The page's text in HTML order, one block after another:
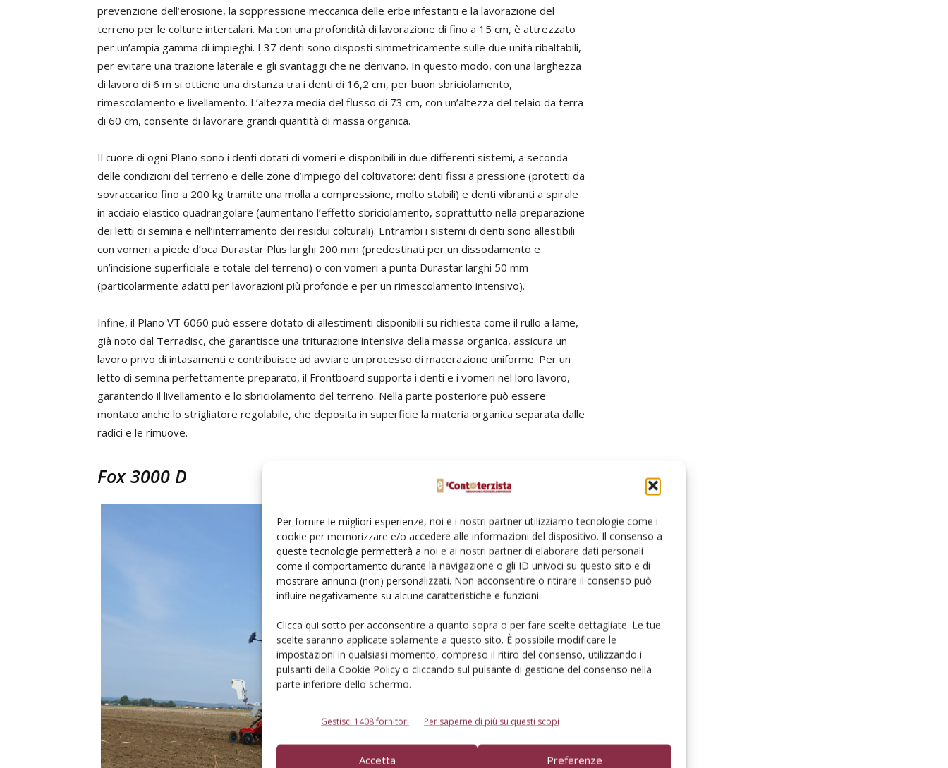
Per fornire le migliori esperienze, noi e i nostri partner utilizziamo tecnologie come i
cookie per memorizzare e/o accedere alle informazioni del dispositivo. Il consenso a
queste tecnologie permetterà a noi e ai nostri partner di elaborare dati personali
come il comportamento durante la navigazione o gli ID univoci su questo sito e di
mostrare annunci (non) personalizzati. Non acconsentire o ritirare il consenso può
influire negativamente su alcune caratteristiche e funzioni.
Clicca qui sotto per acconsentire a quanto sopra o per fare scelte dettagliate. Le tue
scelte saranno applicate solamente a questo sito. È possibile modificare le
impostazioni in qualsiasi momento, compreso il ritiro del consenso, utilizzando i
pulsanti della Cookie Policy o cliccando sul pulsante di gestione del consenso nella
parte inferiore dello schermo.
Gestisci 1408 fornitori Per saperne di più su questi scopi
Accetta Preferenze
prevenzione dell’erosione, la soppressione meccanica delle erbe infestanti e la lavorazione del
terreno per le colture intercalari. Ma con una profondità di lavorazione di fino a 15 cm, è attrezzato
per un’ampia gamma di impieghi. I 37 denti sono disposti simmetricamente sulle due unità ribaltabili,
per evitare una trazione laterale e gli svantaggi che ne derivano. In questo modo, con una larghezza
di lavoro di 6 m si ottiene una distanza tra i denti di 16,2 cm, per buon sbriciolamento,
rimescolamento e livellamento. L’altezza media del flusso di 73 cm, con un’altezza del telaio da terra
di 60 cm, consente di lavorare grandi quantità di massa organica.
Il cuore di ogni Plano sono i denti dotati di vomeri e disponibili in due differenti sistemi, a seconda
delle condizioni del terreno e delle zone d’impiego del coltivatore: denti fissi a pressione (protetti da
sovraccarico fino a 200 kg tramite una molla a compressione, molto stabili) e denti vibranti a spirale
in acciaio elastico quadrangolare (aumentano l’effetto sbriciolamento, soprattutto nella preparazione
dei letti di semina e nell’interramento dei residui colturali). Entrambi i sistemi di denti sono allestibili
con vomeri a piede d’oca Durastar Plus larghi 200 mm (predestinati per un dissodamento e
un’incisione superficiale e totale del terreno) o con vomeri a punta Durastar larghi 50 mm
(particolarmente adatti per lavorazioni più profonde e per un rimescolamento intensivo).
Infine, il Plano VT 6060 può essere dotato di allestimenti disponibili su richiesta come il rullo a lame,
già noto dal Terradisc, che garantisce una triturazione intensiva della massa organica, assicura un
lavoro privo di intasamenti e contribuisce ad avviare un processo di macerazione uniforme. Per un
letto di semina perfettamente preparato, il Frontboard supporta i denti e i vomeri nel loro lavoro,
garantendo il livellamento e lo sbriciolamento del terreno. Nella parte posteriore può essere
montato anche lo strigliatore regolabile, che deposita in superficie la materia organica separata dalle
radici e le rimuove.
Fox 3000 D